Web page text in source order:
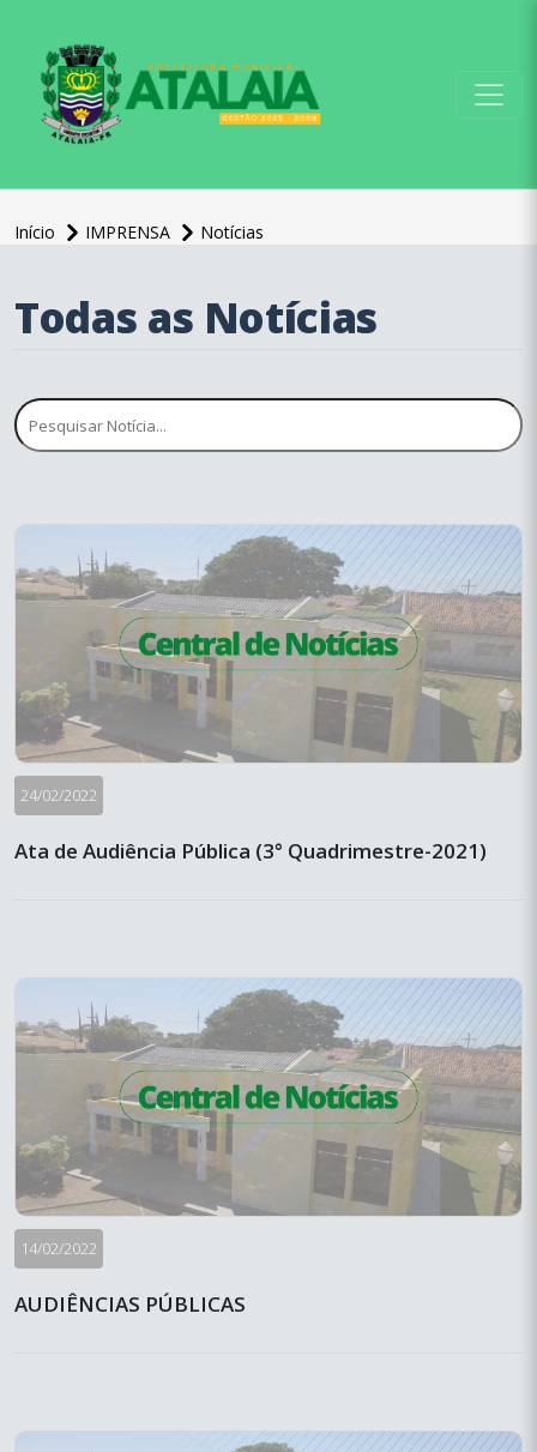
Início IMPRENSA Notícias
Todas as Notícias
24/02/2022
Ata de Audiência Pública (3° Quadrimestre-2021)
14/02/2022
AUDIÊNCIAS PÚBLICAS